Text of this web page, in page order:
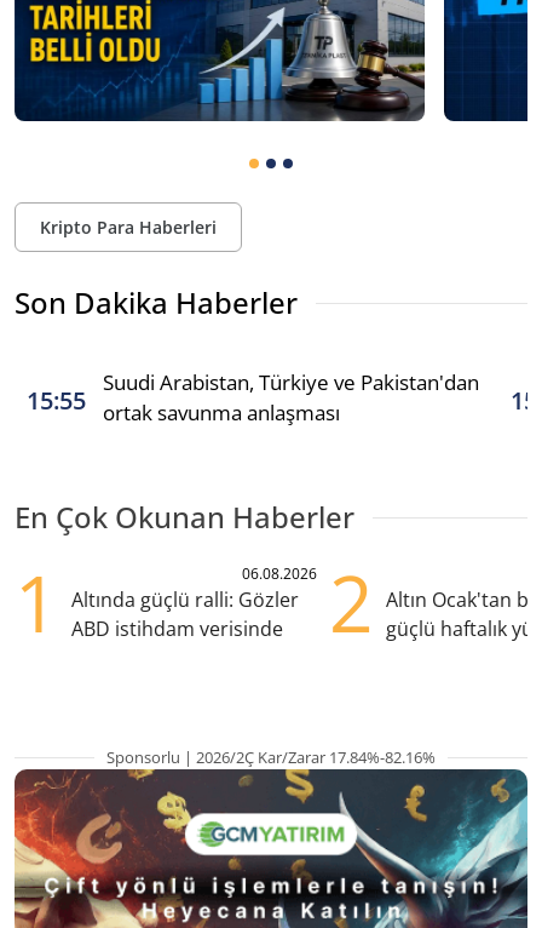
Kripto Para Haberleri
Son Dakika Haberler
15:55
Suudi Arabistan, Türkiye ve Pakistan'dan
ortak savunma anlaşması
En Çok Okunan Haberler
1 06.08.2026
Altında güçlü ralli: Gözler
ABD istihdam verisinde
2
Altın Ocak'tan
güçlü haftalık
Sponsorlu | 2026/2Ç Kar/Zarar 17.84%-82.16%